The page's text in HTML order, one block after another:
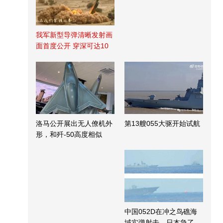
我军新型导弹清晰发射画
面首度公开 穿深可达10
洛马公开展出无人僚机外
形，和歼-50高度相似
第13艘055大驱开始试航
中国052D在冲之鸟礁海